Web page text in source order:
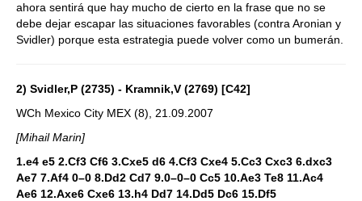
ahora sentirá que hay mucho de cierto en la frase que no se
debe dejar escapar las situaciones favorables (contra Aronian y
Svidler) porque esta estrategia puede volver como un bumerán.
2) Svidler,P (2735) - Kramnik,V (2769) [C42]
WCh Mexico City MEX (8), 21.09.2007
[Mihail Marin]
1.e4 e5 2.Cf3 Cf6 3.Cxe5 d6 4.Cf3 Cxe4 5.Cc3 Cxc3 6.dxc3
Ae7 7.Af4 0–0 8.Dd2 Cd7 9.0–0–0 Cc5 10.Ae3 Te8 11.Ac4
Ae6 12.Axe6 Cxe6 13.h4 Dd7 14.Dd5 Dc6 15.Df5